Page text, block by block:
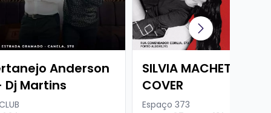
Anderson
Dj Martins
SILVIA MACHETE -
COVER
Espaço 373